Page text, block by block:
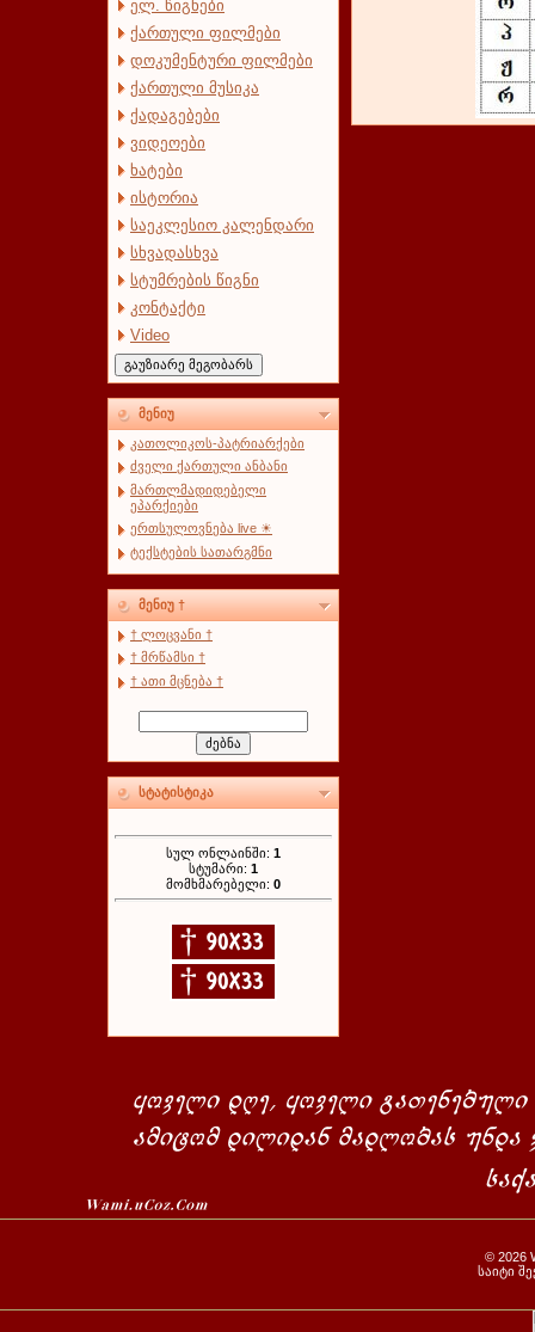
ელ. წიგნები
ქართული ფილმები
დოკუმენტური ფილმები
ქართული მუსიკა
ქადაგებები
ვიდეოები
ხატები
ისტორია
საეკლესიო კალენდარი
სხვადასხვა
სტუმრების წიგნი
კონტაქტი
Video
მენიუ
კათოლიკოს-პატრიარქები
ძველი ქართული ანბანი
მართლმადიდებელი
ეპარქიები
ერთსულოვნება live ☀
ტექსტების სათარგმნი
მენიუ †
† ლოცვანი †
† მრწამსი †
† ათი მცნება †
სტატისტიკა
სულ ონლაინში: 1
სტუმარი: 1
მომხმარებელი: 0
© 2026
საიტი